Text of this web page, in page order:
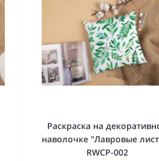
Раскраска на
наволочке "Лавровые
RWCP-002